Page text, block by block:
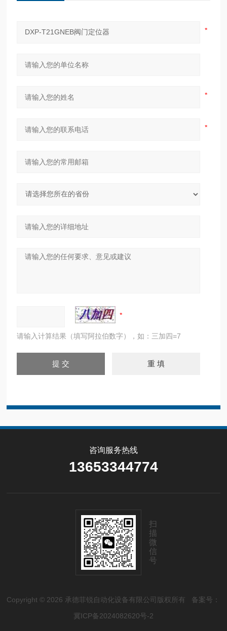
请输入计算结果（填写阿拉伯数字），如：三加四=7
咨询服务热线
13653344774
扫
描
微
信
号
Copyright © 2026 承德菲锐自动化设备有限公司版权所有 备案号：
冀ICP备2024082620号-2